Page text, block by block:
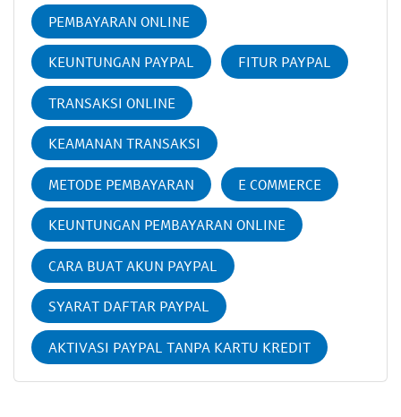
PEMBAYARAN ONLINE
KEUNTUNGAN PAYPAL FITUR PAYPAL
TRANSAKSI ONLINE
KEAMANAN TRANSAKSI
METODE PEMBAYARAN E COMMERCE
KEUNTUNGAN PEMBAYARAN ONLINE
CARA BUAT AKUN PAYPAL
SYARAT DAFTAR PAYPAL
AKTIVASI PAYPAL TANPA KARTU KREDIT